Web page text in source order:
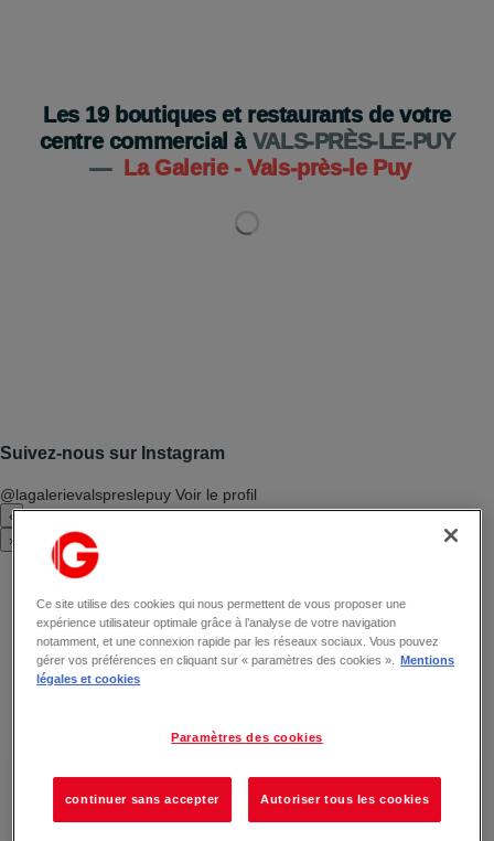
Les 19boutiques et restaurants de votre
centre commercial à VALS-PRÈS-LE-PUY
—
La Galerie - Vals-près-le Puy
Suivez-nous sur Instagram
@lagalerievalspreslepuy Voir le profil
‹
›
Tous les services de votre centre
commercial
Retrouvez tous les services pensés pour faciliter votre visite au
Nursery Mondial Relay Toilettes
Ce site utilise des cookies qui nous permettent de vous proposer une
expérience utilisateur optimale grâce à l’analyse de votre navigation
notamment, et une connexion rapide par les réseaux sociaux. Vous pouvez
gérer vos préférences en cliquant sur « paramètres des cookies ».
Mentions
légales et cookies
Paramètres des cookies
continuer sans accepter Autoriser tous les cookies